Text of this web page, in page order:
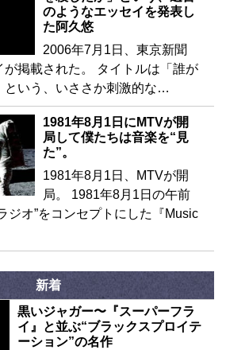
のようなエッセイを発表し
た阿久悠
2006年7月1日、東京新聞
が掲載された。 タイトルは「誰が
という、いささか刺激的な…
1981年8月1日にMTVが開
局して僕たちは音楽を“見
た”。
1981年8月1日、MTVが開
局。 1981年8月1日の午前
ジオ”をコンセプトにした『Music
新着
黒いジャガー〜『スーパーフラ
イ』と並ぶ“ブラックスプロイテ
ーション”の名作